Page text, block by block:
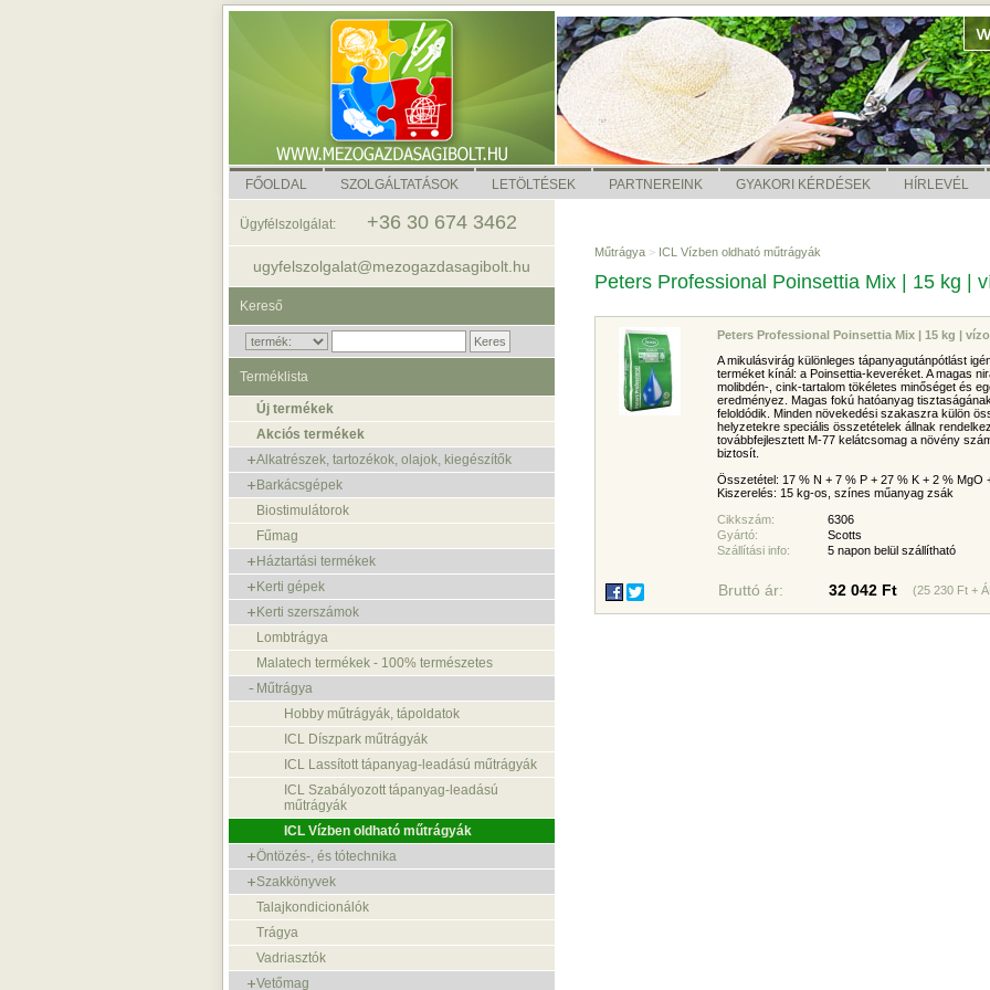
FŐOLDAL SZOLGÁLTATÁSOK LETÖLTÉSEK PARTNEREINK GYAKORI KÉRDÉSEK HÍRLEVÉL
Műtrágya > ICL Vízben oldható műtrágyák
Peters Professional Poinsettia Mix | 15 kg |
Peters Professional Poinsettia Mix | 15 kg |
A mikulásvirág különleges tápanyagutánpótlást
terméket kínál: a Poinsettia-keveréket. A magas
molibdén-, cink-tartalom tökéletes minőséget és
eredményez. Magas fokú hatóanyag
feloldódik. Minden növekedési szakaszra külön
helyzetekre speciális összetételek állnak
továbbfejlesztett M-77 kelátcsomag a növény
biztosít.
Összetétel: 17 % N + 7 % P + 27 % K + 2 % MgO
Kiszerelés: 15 kg-os, színes műanyag zsák
Cikkszám:
6306
Gyártó:
Scotts
Szállítási info:
5 napon belül szállítható
Bruttó ár: 32 042 Ft (25 230 Ft +
Ügyfélszolgálat: +36 30 674 3462
ugyfelszolgalat@mezogazdasagibolt.hu
Kereső
Terméklista
Új termékek
Akciós termékek
Alkatrészek, tartozékok, olajok, kiegészítők
Barkácsgépek
Biostimulátorok
Fűmag
Háztartási termékek
Kerti gépek
Kerti szerszámok
Lombtrágya
Malatech termékek - 100% természetes
Műtrágya
Hobby műtrágyák, tápoldatok
ICL Díszpark műtrágyák
ICL Lassított tápanyag-leadású műtrágyák
ICL Szabályozott tápanyag-leadású
műtrágyák
ICL Vízben oldható műtrágyák
Öntözés-, és tótechnika
Szakkönyvek
Talajkondicionálók
Trágya
Vadriasztók
Vetőmag